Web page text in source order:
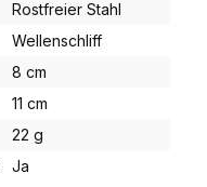
Rostfreier Stahl
Wellenschliff
8 cm
11 cm
22 g
Ja